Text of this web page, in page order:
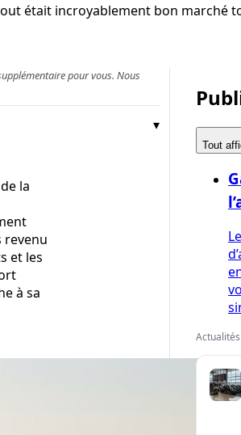
était incroyablement bon
pour vous. Nous
la
revenu
et les
à sa
Tout